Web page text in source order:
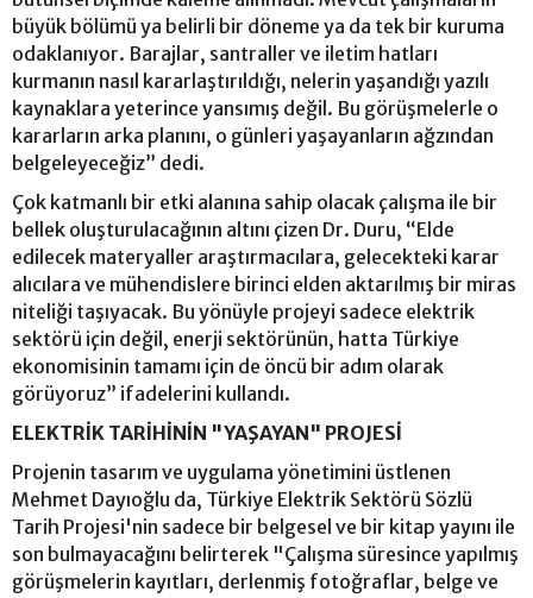
büyük bölümü ya belirli bir döneme ya da tek bir kuruma
odaklanıyor. Barajlar, santraller ve iletim hatları
kurmanın nasıl kararlaştırıldığı, nelerin yaşandığı yazılı
kaynaklara yeterince yansımış değil. Bu görüşmelerle o
kararların arka planını, o günleri yaşayanların ağzından
belgeleyeceğiz” dedi.
Çok katmanlı bir etki alanına sahip olacak çalışma ile bir
bellek oluşturulacağının altını çizen Dr. Duru, “Elde
edilecek materyaller araştırmacılara, gelecekteki karar
alıcılara ve mühendislere birinci elden aktarılmış bir miras
niteliği taşıyacak. Bu yönüyle projeyi sadece elektrik
sektörü için değil, enerji sektörünün, hatta Türkiye
ekonomisinin tamamı için de öncü bir adım olarak
görüyoruz” ifadelerini kullandı.
ELEKTRİK TARİHİNİN "YAŞAYAN" PROJESİ
Projenin tasarım ve uygulama yönetimini üstlenen
Mehmet Dayıoğlu da, Türkiye Elektrik Sektörü Sözlü
Tarih Projesi'nin sadece bir belgesel ve bir kitap yayını ile
son bulmayacağını belirterek "Çalışma süresince yapılmış
görüşmelerin kayıtları, derlenmiş fotoğraflar, belge ve